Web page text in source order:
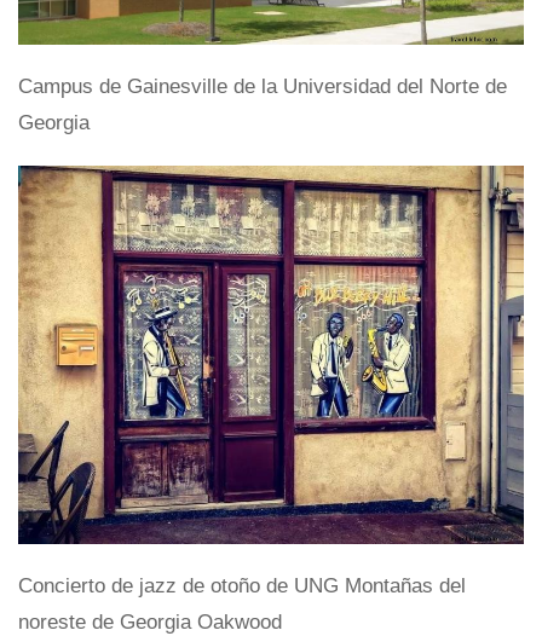
Campus de Gainesville de la Universidad del Norte de
Georgia
Concierto de jazz de otoño de UNG Montañas del
noreste de Georgia Oakwood